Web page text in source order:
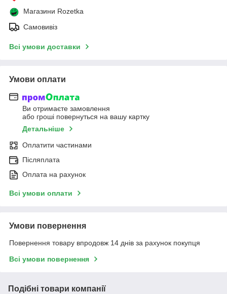
Магазини Rozetka
Самовивіз
Всі умови доставки
Умови оплати
Ви отримаєте замовлення
або гроші повернуться на вашу картку
Детальніше
Оплатити частинами
Післяплата
Оплата на рахунок
Всі умови оплати
Умови повернення
Повернення товару впродовж 14 днів за рахунок покупця
Всі умови повернення
Подібні товари компанії